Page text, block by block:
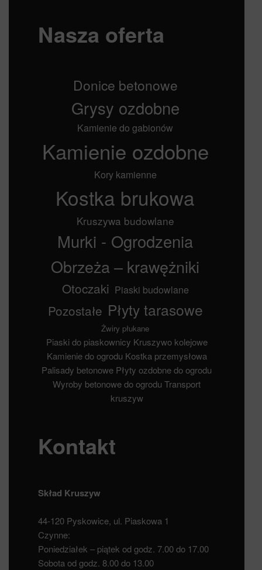
Nasza oferta
Donice betonowe
Grysy ozdobne
Kamienie do gabionów
Kamienie ozdobne
Kory kamienne
Kostka brukowa
Kruszywa budowlane
Murki - Ogrodzenia
Obrzeża – krawężniki
Otoczaki Piaski budowlane
Pozostałe Płyty tarasowe
Żwiry płukane
Piaski do piaskownicy Kruszywo kolejowe
Kamienie do ogrodu Kostka przemysłowa
Palisady betonowe Płyty ozdobne do ogrodu
Wyroby betonowe do ogrodu Transport
kruszyw
Kontakt
Skład Kruszyw
44-120 Pyskowice, ul. Piaskowa 1
Czynne:
Poniedziałek – piątek od godz. 7.00 do 17.00
Sobota od godz. 8.00 do 13.00